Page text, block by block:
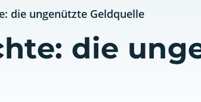
die ungenützte Geldquelle
die